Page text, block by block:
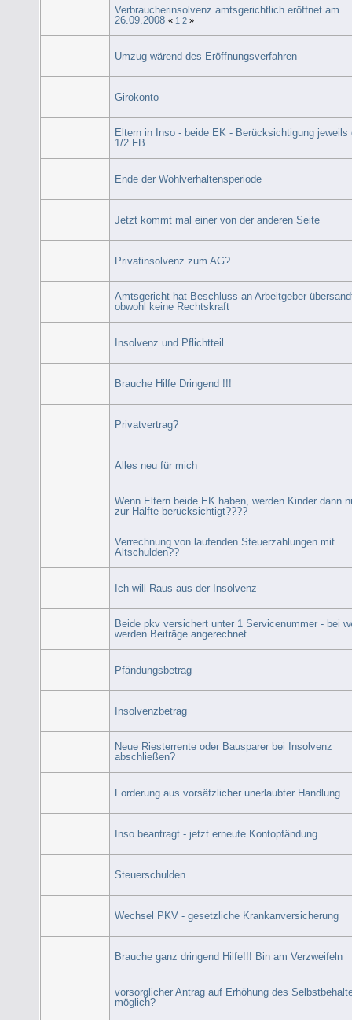
Verbraucherinsolvenz amtsgerichtlich eröffnet am
26.09.2008 « 1 2 »
Umzug wärend des Eröffnungsverfahren
Girokonto
Eltern in Inso - beide EK - Berücksichtigung jeweils
1/2 FB
Ende der Wohlverhaltensperiode
Jetzt kommt mal einer von der anderen Seite
Privatinsolvenz zum AG?
Amtsgericht hat Beschluss an Arbeitgeber
obwohl keine Rechtskraft
Insolvenz und Pflichtteil
Brauche Hilfe Dringend !!!
Privatvertrag?
Alles neu für mich
Wenn Eltern beide EK haben, werden Kinder dann
zur Hälfte berücksichtigt????
Verrechnung von laufenden Steuerzahlungen mit
Altschulden??
Ich will Raus aus der Insolvenz
Beide pkv versichert unter 1 Servicenummer - bei
werden Beiträge angerechnet
Pfändungsbetrag
Insolvenzbetrag
Neue Riesterrente oder Bausparer bei Insolvenz
abschließen?
Forderung aus vorsätzlicher unerlaubter Handlung
Inso beantragt - jetzt erneute Kontopfändung
Steuerschulden
Wechsel PKV - gesetzliche Krankanversicherung
Brauche ganz dringend Hilfe!!! Bin am Verzweifeln
vorsorglicher Antrag auf Erhöhung des
möglich?